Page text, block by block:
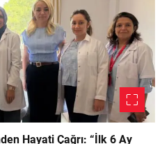
Hayati Çağrı: “İlk 6 Ay